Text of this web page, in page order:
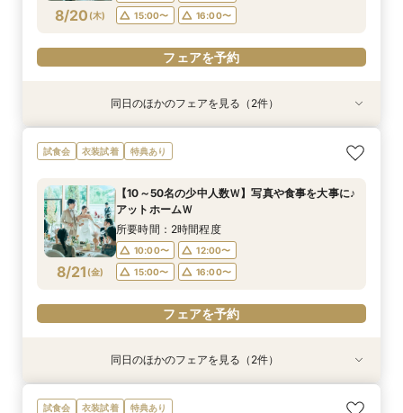
フェアを予約
8/20 (木)
15:00〜
16:00〜
フェアを予約
衣装試着 特典あり
8/20(木)
＼神前式をご検討のお二人へ／各神社式＆リアン
神殿見学×和装試着＆人気食べ比べ試食
11:30〜
フェアを予約
衣装試着 特典あり
8/20(木)
人気No,1 ＼初めて見学がおトク★／豪華コース
試食×30,000円GIFT付相談会
10:00〜
12:00〜
15:00〜
16:00〜
同日のほかのフェアを見る（2件）
試食会 衣装試着 特典あり
8/21 (金)
【10～50名の少中人数Ｗ】写真や食事を大事に♪
アットホームＷ
所要時間：2時間程度
10:00〜
12:00〜
15:00〜
16:00〜
フェアを予約
衣装試着 特典あり
＼神前式をご検討のお二人へ／各神社式＆リアン
衣装試着 特典あり
人気No,1 ＼初めて見学がおトク★／豪華コース
同日のほかのフェアを見る（2件）
試食会 衣装試着 特典あり